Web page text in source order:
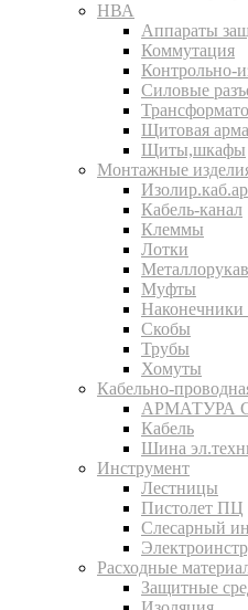
НВА
Аппараты
Коммутация
Контрольно-
Силовые
Щитовая
Щиты,шкафы
Монтажные
Кабель-канал
Клеммы
Лотки
Металлорукав
Муфты
Наконечники
Скобы
Трубы
Хомуты
Кабельно-
АРМАТУРА
Кабель
Шина
Инструмент
Лестницы
Пистолет ПЦ
Слесарный
Расходные
Защитные